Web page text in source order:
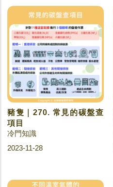
豬隻｜270. 常見的碳盤查
項目
冷門知識
2023-11-28